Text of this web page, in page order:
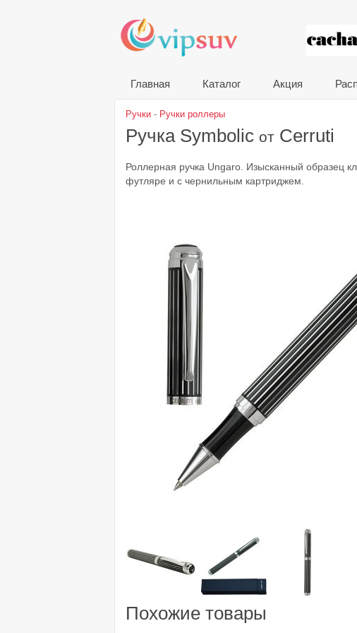
VIP
Главная Каталог Акция
Ручки - Ручки роллеры
Ручка Symbolic от Cerruti
Роллерная ручка Ungaro. Изысканный образец
футляре и с чернильным картриджем.
Похожие товары